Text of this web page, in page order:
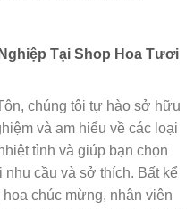
Tại Shop Hoa Tươi
chúng tôi tự hào sở hữu
và am hiểu về các loại
tình và giúp bạn chọn
cầu và sở thích. Bất kể
chúc mừng, nhân viên